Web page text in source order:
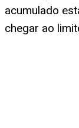
acumulado
chegar ao